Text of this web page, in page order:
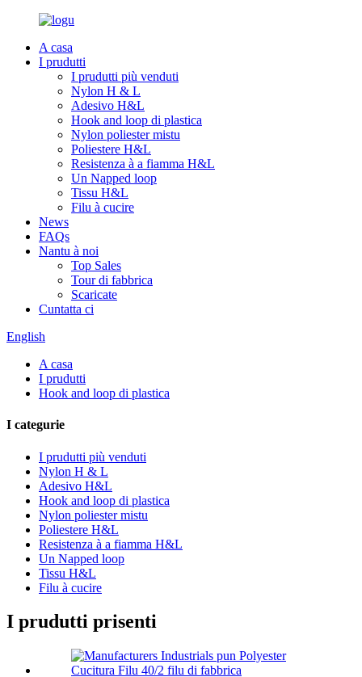
A casa
I prudutti
I prudutti più venduti
Nylon H & L
Adesivo H&L
Hook and loop di plastica
Nylon poliester mistu
Poliestere H&L
Resistenza à a fiamma H&L
Un Napped loop
Tissu H&L
Filu à cucire
News
FAQs
Nantu à noi
Top Sales
Tour di fabbrica
Scaricate
Cuntatta ci
English
A casa
I prudutti
Hook and loop di plastica
I categurie
I prudutti più venduti
Nylon H & L
Adesivo H&L
Hook and loop di plastica
Nylon poliester mistu
Poliestere H&L
Resistenza à a fiamma H&L
Un Napped loop
Tissu H&L
Filu à cucire
I prudutti prisenti